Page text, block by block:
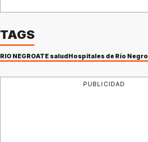
TAGS
RIO NEGROATE saludHospitales de Río Negro
PUBLICIDAD